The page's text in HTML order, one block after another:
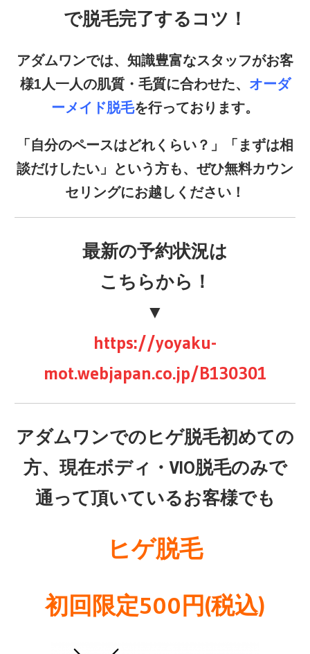
で脱毛完了するコツ！
アダムワンでは、知識豊富なスタッフがお客
様1人一人の肌質・毛質に合わせた、 オーダ
ーメイド脱毛を行っております。
「自分のペースはどれくらい？」「まずは相
談だけしたい」という方も、ぜひ無料カウン
セリングにお越しください！
最新の予約状況は
こちらから！
▼
https://yoyaku-
mot.webjapan.co.jp/B130301
アダムワンでのヒゲ脱毛初めての
方、現在ボディ・VIO脱毛のみで
通って頂いているお客様でも
ヒゲ脱毛
初回限定500円(税込)